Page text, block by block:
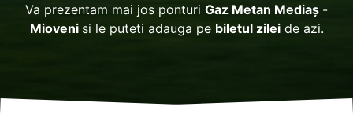
Va prezentam mai jos ponturi Gaz Metan Mediaş -
Mioveni si le puteti adauga pe biletul zileide azi.